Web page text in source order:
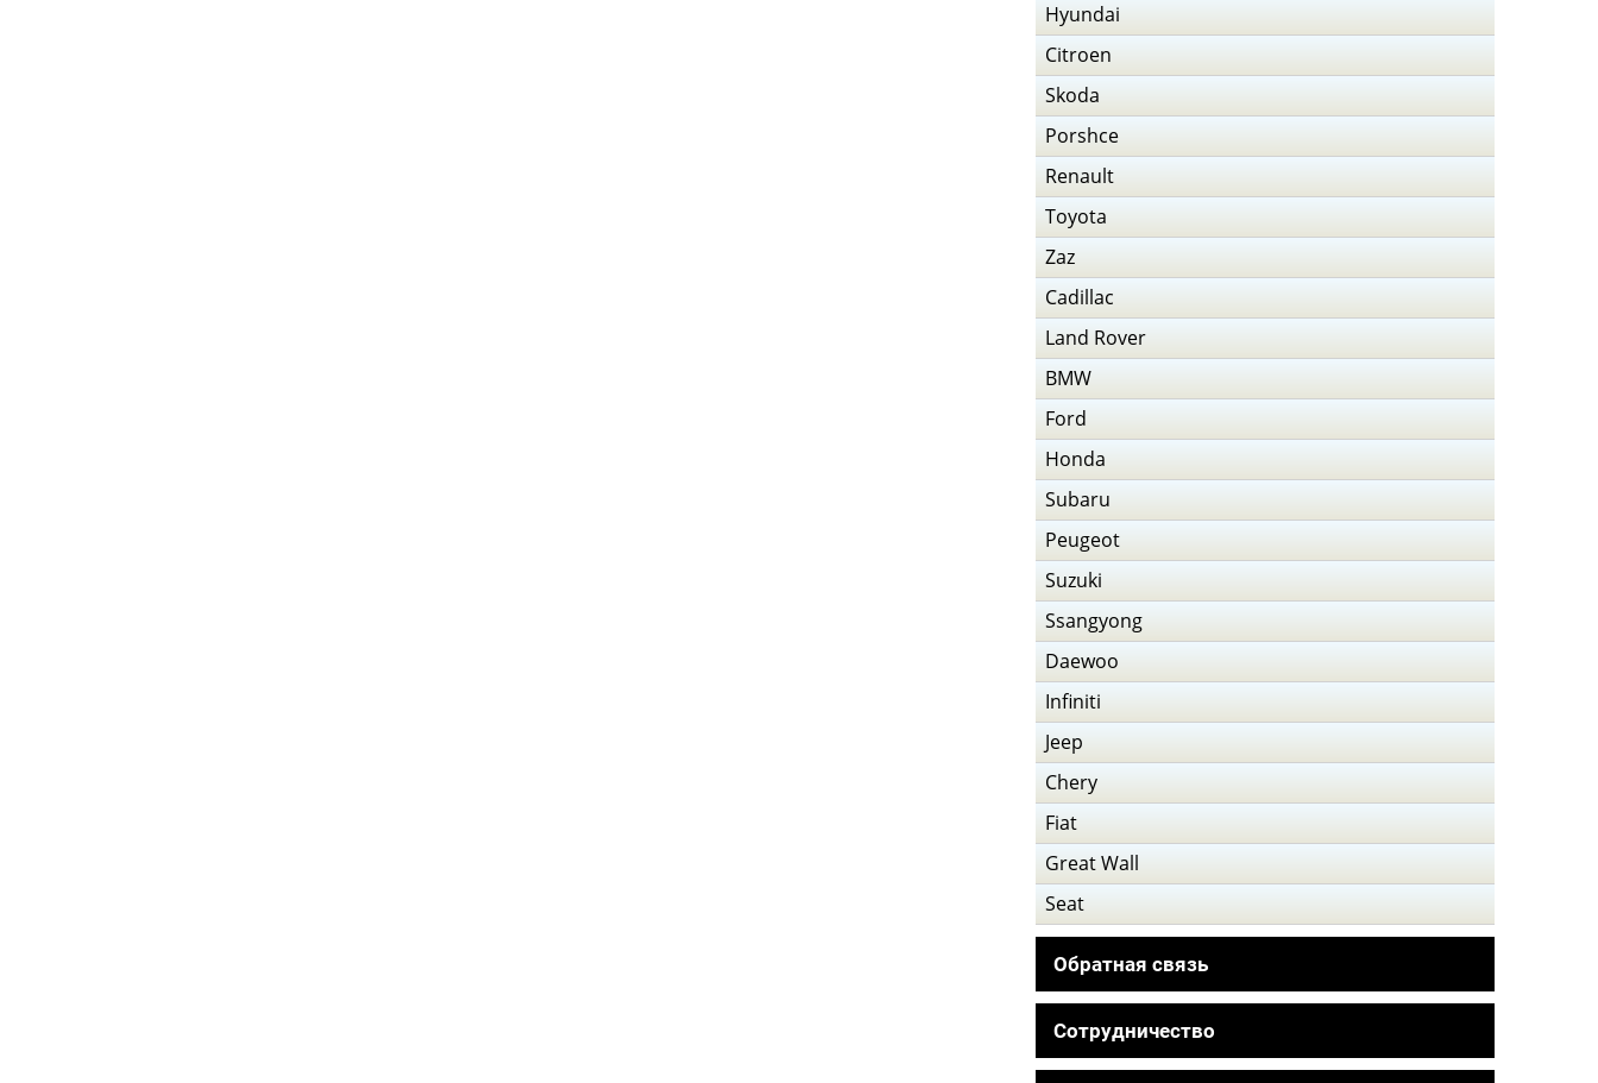
Hyundai
Citroen
Skoda
Porshce
Renault
Toyota
Zaz
Cadillac
Land Rover
BMW
Ford
Honda
Subaru
Peugeot
Suzuki
Ssangyong
Daewoo
Infiniti
Jeep
Chery
Fiat
Great Wall
Seat
Обратная связь
Сотрудничество